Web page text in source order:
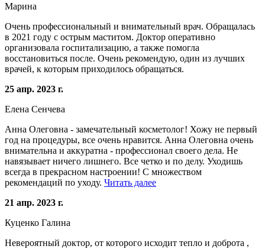
Марина
Очень профессиональный и внимательный врач. Обращалась
в 2021 году с острым маститом. Доктор оперативно
организовала госпитализацию, а также помогла
восстановиться после. Очень рекомендую, один из лучших
врачей, к которым приходилось обращаться.
25 апр. 2023 г.
Елена Сенчева
Анна Олеговна - замечательный косметолог! Хожу не первый
год на процедуры, все очень нравится. Анна Олеговна очень
внимательна и аккуратна - профессионал своего дела. Не
навязывает ничего лишнего. Все четко и по делу. Уходишь
всегда в прекрасном настроении! С множеством
рекомендаций по уходу. Читать далее
21 апр. 2023 г.
Куценко Галина
Невероятный доктор, от которого исходит тепло и доброта ,